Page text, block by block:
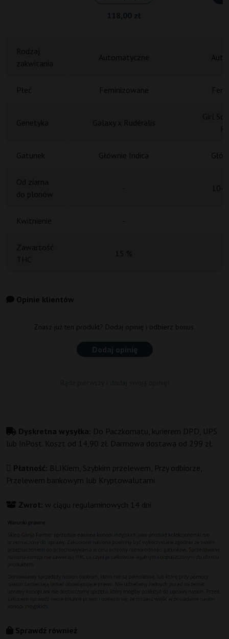
Płeć Feminizowane
Gatunek Głównie Indica
Kwitnienie -
Opinie klientów
Znasz już ten produkt? Dodaj opinię i odbierz bonus.
Dodaj opinię
Dyskretna wysyłka: Do Paczkomatu, kurierem DPD, UPS
lub InPost. Koszt od 14,90 zł. Darmowa dostawa od 299 zł.
Płatność: BLIKiem, Szybkim przelewem, Przy odbiorze,
Przelewem bankowym lub Kryptowalutami.
Zwrot: w ciągu regulaminowych 14 dni.
Sprawdź również